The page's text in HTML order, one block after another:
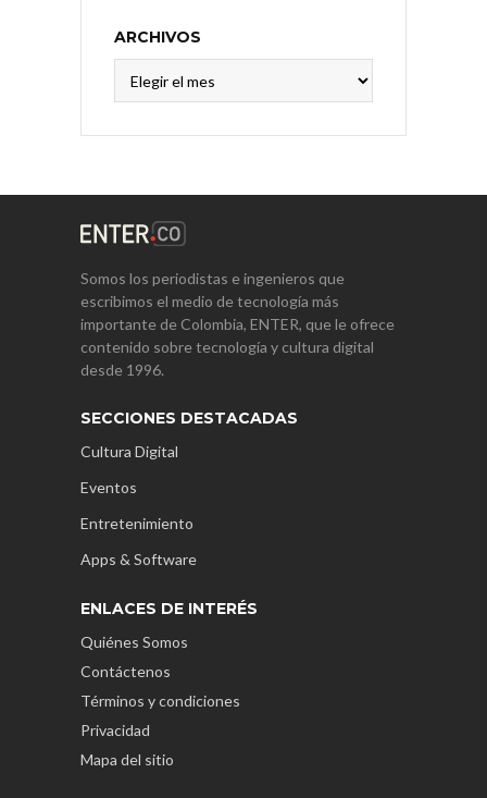
ARCHIVOS
Somos los periodistas e ingenieros que
escribimos el medio de tecnología más
importante de Colombia, ENTER, que le ofrece
contenido sobre tecnología y cultura digital
desde 1996.
SECCIONES DESTACADAS
Cultura Digital
Eventos
Entretenimiento
Apps & Software
ENLACES DE INTERÉS
Quiénes Somos
Contáctenos
Términos y condiciones
Privacidad
Mapa del sitio